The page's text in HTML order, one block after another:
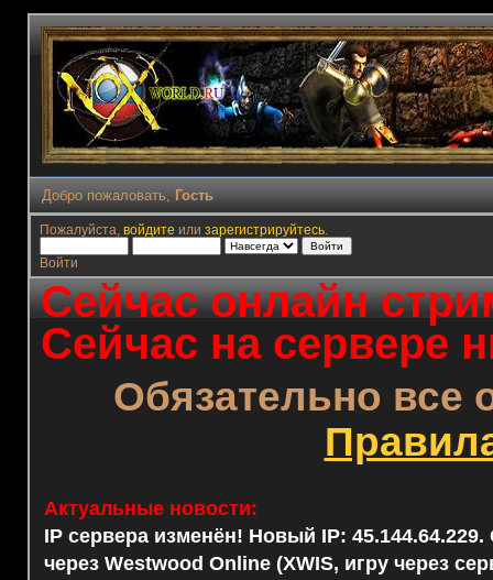
Добро пожаловать, Гость
Пожалуйста, войдите или зарегистрируйтесь.
Войти
Сейчас онлайн
Сейчас на сервере
Обязательно все
Актуальные новости:
IP сервера изменён! Новый IP: 45.144.64.229.
через Westwood Online (XWIS, игру через